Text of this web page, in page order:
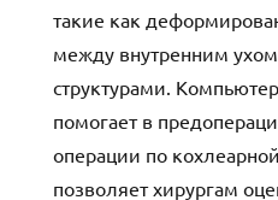
такие как
между внутренним
структурами.
помогает в
операции по
позволяет хирургам